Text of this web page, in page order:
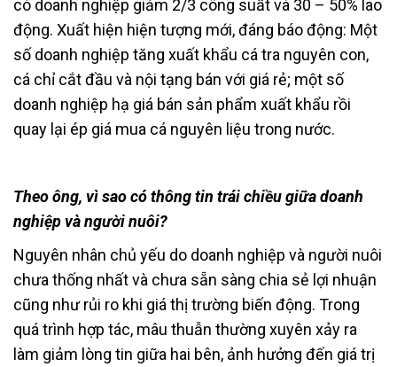
có doanh nghiệp giảm 2/3 công suất và 30 – 50% lao
động. Xuất hiện hiện tượng mới, đáng báo động: Một
số doanh nghiệp tăng xuất khẩu cá tra nguyên con,
cá chỉ cắt đầu và nội tạng bán với giá rẻ; một số
doanh nghiệp hạ giá bán sản phẩm xuất khẩu rồi
quay lại ép giá mua cá nguyên liệu trong nước.
Theo ông, vì sao có thông tin trái chiều giữa doanh
nghiệp và người nuôi?
Nguyên nhân chủ yếu do doanh nghiệp và người nuôi
chưa thống nhất và chưa sẵn sàng chia sẻ lợi nhuận
cũng như rủi ro khi giá thị trường biến động. Trong
quá trình hợp tác, mâu thuẫn thường xuyên xảy ra
làm giảm lòng tin giữa hai bên, ảnh hưởng đến giá trị